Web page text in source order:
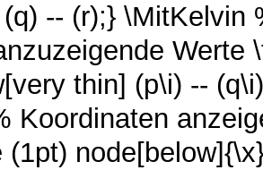
-- (r);} \MitKelvin
Werte
thin] (p\i) --
Koordinaten
(1pt)